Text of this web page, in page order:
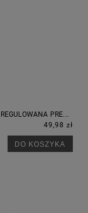
PRE...
49,98 zł
DO KOSZYKA